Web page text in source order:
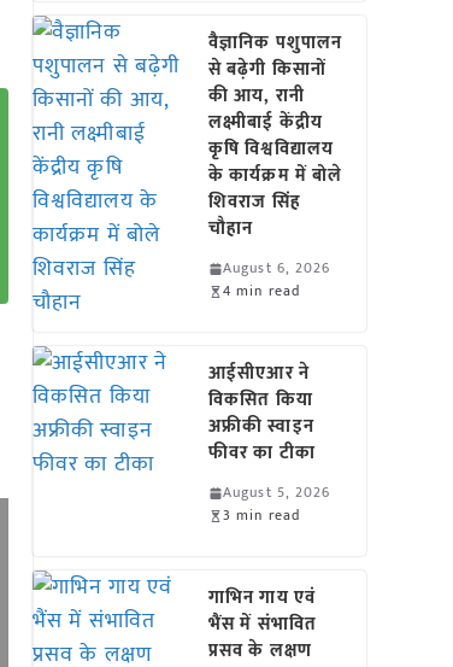
वैज्ञानिक पशुपालन
से बढ़ेगी किसानों
की आय, रानी
लक्ष्मीबाई केंद्रीय
कृषि विश्वविद्यालय
के कार्यक्रम में बोले
शिवराज सिंह
चौहान
August 6, 2026
4 min read
आईसीएआर ने
विकसित किया
अफ्रीकी स्वाइन
फीवर का टीका
August 5, 2026
3 min read
गाभिन गाय एवं
भैंस में संभावित
प्रसव के लक्षण